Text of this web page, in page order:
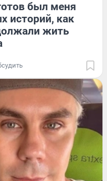
был меня
историй, как
жить